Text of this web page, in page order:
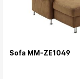
Sofa MM-ZE1049